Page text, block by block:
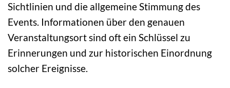
Sichtlinien und die allgemeine Stimmung des
Events. Informationen über den genauen
Veranstaltungsort sind oft ein Schlüssel zu
Erinnerungen und zur historischen Einordnung
solcher Ereignisse.